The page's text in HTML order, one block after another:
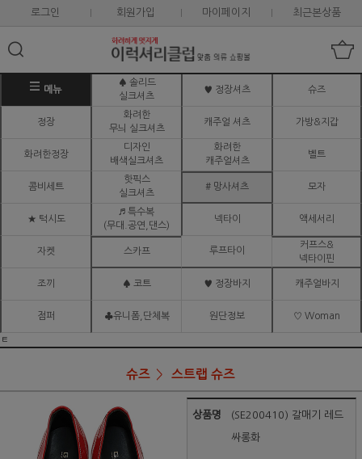
로그인 회원가입 마이페이지 최근본상품
메뉴
♠ 솔리드
실크셔츠
♥ 정장셔츠 슈즈
정장
화려한
무늬 실크셔츠
캐주얼 셔츠 가방&지갑
화려한정장
디자인
배색실크셔츠
화려한
캐주얼셔츠
벨트
콤비세트
핫픽스
실크셔츠
# 망사셔츠 모자
★ 턱시도
♬ 특수복
(무대.공연,댄스)
넥타이 액세서리
자켓 스카프 루프타이
커프스&
넥타이핀
조끼 ♠ 코트 ♥ 정장바지 캐주얼바지
점퍼 ♣유니폼,단체복 원단정보 ♡ Woman
ㅌ
슈즈 스트랩 슈즈
상품명 (SE200410) 갈매기 레드
싸롱화